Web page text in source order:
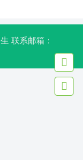


联系邮箱：